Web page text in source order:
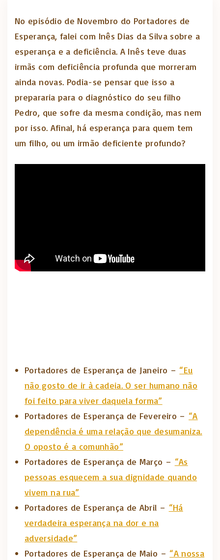
No episódio de Novembro do Portadores de
Esperança, falei com Inês Dias da Silva sobre a
esperança e a deficiência. A Inês teve duas
irmãs com deficiência profunda que morreram
ainda novas. Podia-se pensar que isso a
prepararia para o diagnóstico do seu filho
Pedro, que sofre da mesma condição, mas nem
por isso. Afinal, há esperança para quem tem
um filho, ou um irmão deficiente profundo?
Portadores de Esperança de Janeiro – “Eu
não gosto de ir à cadeia. O ser humano não
foi feito para viver daquela forma”
Portadores de Esperança de Fevereiro – “A
dependência é uma relação que desumaniza.
O oposto é a comunhão”
Portadores de Esperança de Março – “As
pessoas esquecem a sua dignidade quando
vivem na rua”
Portadores de Esperança de Abril – “Há
verdadeira esperança na dor e na
adversidade”
Portadores de Esperança de Maio – “A nossa